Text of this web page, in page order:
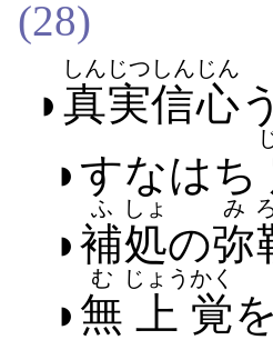
(28)
◗ 真実
しんじつ
信心
しんじん
◗すなはち
◗補
ふ
処
しょ
の弥
み
◗ 無
む
上
じょう
覚
かく